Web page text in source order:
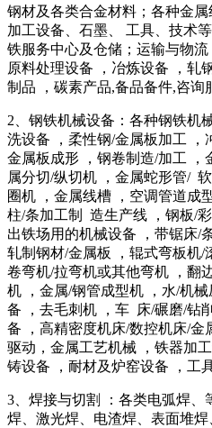
钢材及各类合金材料；各种金
加工设备、石墨、 工具、技术
铁服务中心及仓储；运输与物流
原料处理设备 ，冶炼设备 ，轧
制品 ，碳素产品,备品备件,咨询
2、钢铁机械设备：各种钢铁机
洗设备 ，柔性钢/金属板加工 ，
金属板成形 ，钢卷制造/加工 ，
属分切/纵切机 ，金属蛇形管/
圈机 ，金属线槽 ，空调管道成
柱/条加工制 造生产线 ，钢板/
出铁场用的机械设备 ，带锯床/
轧制钢材/金属板 ，辊式弯板机/
卷弯机/拉弯机或其他弯机 ，翻
机 ，金属/钢管成型机 ，水/机
备 ，去毛刺机 ，车 床/碾磨/钻
备 ，高精密度机床/数控机床/金
驱动，金属工艺机械 ，铁器加
铸设备 ，耐材及炉窑设备 ，工
3、焊接与切割 ：各类电弧焊、
焊、激光焊、电渣焊、表面堆